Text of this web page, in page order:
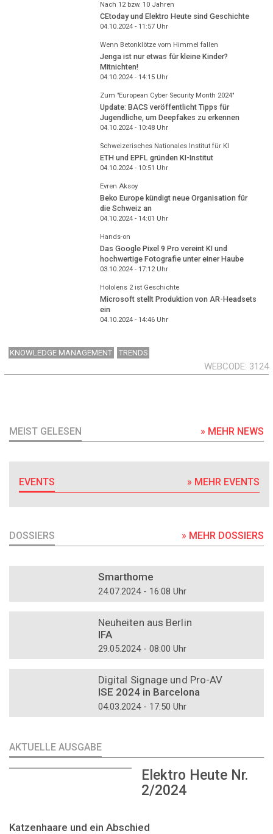
Nach 12 bzw. 10 Jahren
CEtoday und Elektro Heute sind Geschichte
04.10.2024 - 11:57Uhr
Wenn Betonklötze vom Himmel fallen
Jenga ist nur etwas für kleine Kinder?
Mitnichten!
04.10.2024 - 14:15Uhr
Zum "European Cyber Security Month 2024"
Update: BACS veröffentlicht Tipps für
Jugendliche, um Deepfakes zu erkennen
04.10.2024 - 10:48Uhr
Schweizerisches Nationales Institut für KI
ETH und EPFL gründen KI-Institut
04.10.2024 - 10:51 Uhr
Evren Aksoy
Beko Europe kündigt neue Organisation für
die Schweiz an
04.10.2024 - 14:01 Uhr
Hands-on
Das Google Pixel 9 Pro vereint KI und
hochwertige Fotografie unter einer Haube
03.10.2024 - 17:12Uhr
Hololens 2 ist Geschichte
Microsoft stellt Produktion von AR-Headsets
ein
04.10.2024 - 14:46Uhr
KNOWLEDGE MANAGEMENT TRENDS
WEBCODE 3124
MEIST GELESEN » MEHR NEWS
EVENTS » MEHR EVENTS
DOSSIERS » MEHR DOSSIERS
Smarthome
24.07.2024 - 16:08 Uhr
Neuheiten aus Berlin
IFA
29.05.2024 - 08:00 Uhr
Digital Signage und Pro-AV
ISE 2024 in Barcelona
04.03.2024 - 17:50 Uhr
AKTUELLE AUSGABE
Elektro Heute Nr.
2/2024
Katzenhaare und ein Abschied